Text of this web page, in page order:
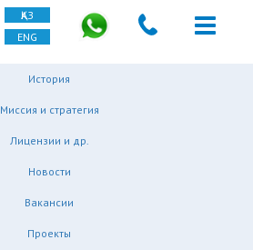
ҚАЗ
ENG
История
Миссия и стратегия
Лицензии и др.
Новости
Вакансии
Проекты